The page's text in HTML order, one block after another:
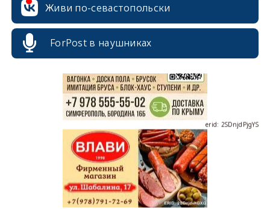
Живи по-севастопольски
ForPost в наушниках
erid: 2SDnjdvhGXG